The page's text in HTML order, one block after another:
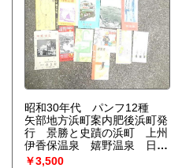
昭和30年代 パンフ12種
矢部地方浜町案内肥後浜町発
行 景勝と史蹟の浜町 上州
伊香保温泉 嬉野温泉 日奈
久温泉 天草博 観光児
￥3,500